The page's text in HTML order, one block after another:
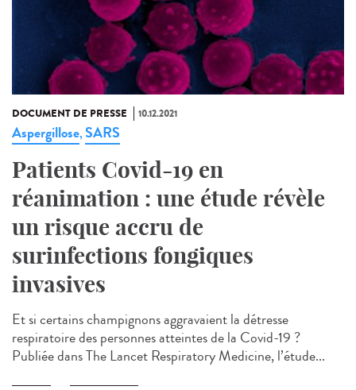
DOCUMENT DE PRESSE 10.12.2021
Aspergillose,SARS
Patients Covid-19 en
réanimation : une étude révèle
un risque accru de
surinfections fongiques
invasives
Et si certains champignons aggravaient la détresse
respiratoire des personnes atteintes de la Covid-19 ?
Publiée dans The Lancet Respiratory Medicine, l’étude...